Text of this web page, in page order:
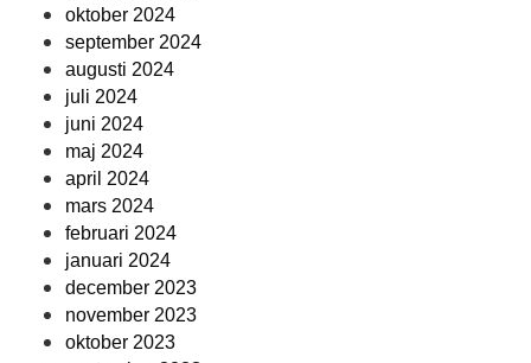
oktober 2024
september 2024
augusti 2024
juli 2024
juni 2024
maj 2024
april 2024
mars 2024
februari 2024
januari 2024
december 2023
november 2023
oktober 2023